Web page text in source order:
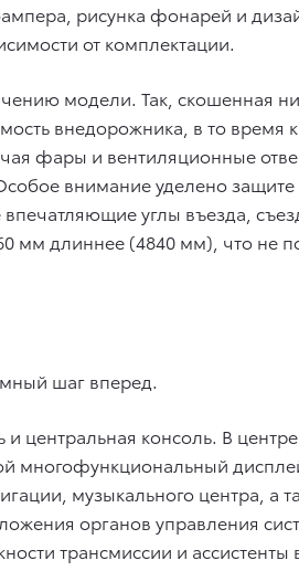
рисунка фонарей и
от комплектации.
модели. Так, скошенная
внедорожника, в то время
фары и вентиляционные
внимание уделено
углы въезда,
мм длиннее (4840 мм), что не
шаг вперед.
центральная консоль. В
многофункциональный
музыкального центра, а
органов управления
трансмиссии и ассистенты